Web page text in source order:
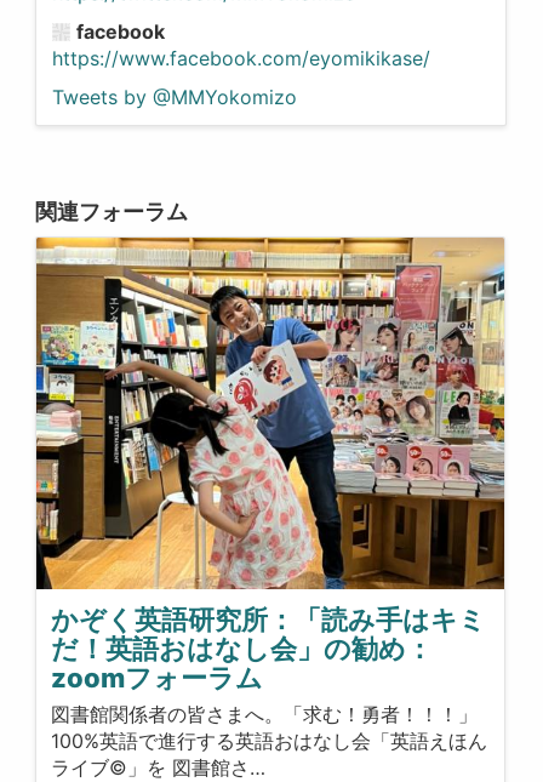
facebook
https://www.facebook.com/eyomikikase/
Tweets by @MMYokomizo
関連フォーラム
かぞく英語研究所：「読み手はキミ
だ！英語おはなし会」の勧め：
zoomフォーラム
図書館関係者の皆さまへ。「求む！勇者！！！」
100%英語で進行する英語おはなし会「英語えほん
ライブ©」を 図書館さ…